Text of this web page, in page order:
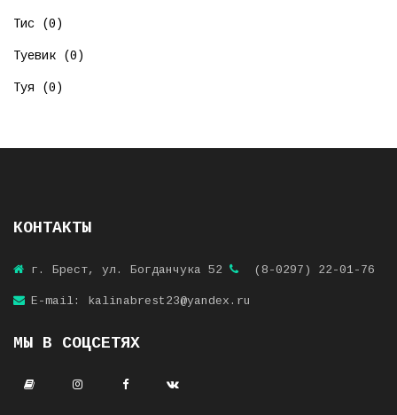
Тис (0)
Туевик (0)
Туя (0)
КОНТАКТЫ
г. Брест, ул. Богданчука 52 (8-0297) 22-01-76
E-mail: kalinabrest23@yandex.ru
МЫ В СОЦСЕТЯХ